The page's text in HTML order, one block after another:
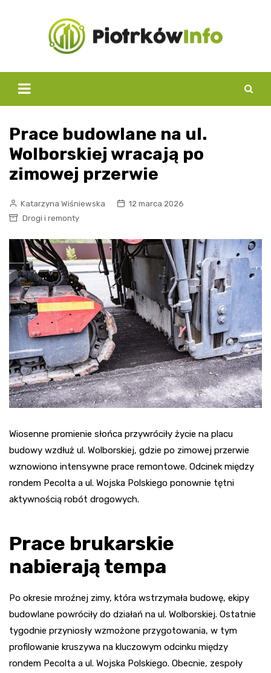
Prace budowlane na ul.
Wolborskiej wracają po
zimowej przerwie
Katarzyna Wiśniewska
12 marca 2026
Drogi i remonty
Wiosenne promienie słońca przywróciły życie na placu
budowy wzdłuż ul. Wolborskiej, gdzie po zimowej przerwie
wznowiono intensywne prace remontowe. Odcinek między
rondem Pecolta a ul. Wojska Polskiego ponownie tętni
aktywnością robót drogowych.
Prace brukarskie
nabierają tempa
Po okresie mroźnej zimy, która wstrzymała budowę, ekipy
budowlane powróciły do działań na ul. Wolborskiej. Ostatnie
tygodnie przyniosły wzmożone przygotowania, w tym
profilowanie kruszywa na kluczowym odcinku między
rondem Pecolta a ul. Wojska Polskiego. Obecnie, zespoły